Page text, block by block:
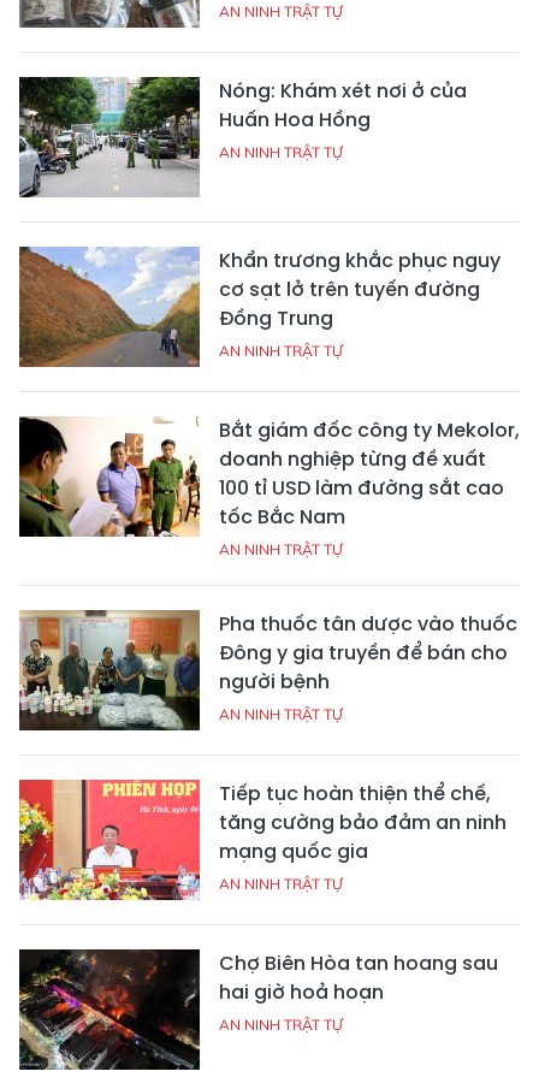
AN NINH TRẬT TỰ
Nóng: Khám xét nơi ở của
Huấn Hoa Hồng
AN NINH TRẬT TỰ
Khẩn trương khắc phục nguy
cơ sạt lở trên tuyến đường
Đồng Trung
AN NINH TRẬT TỰ
Bắt giám đốc công ty Mekolor,
doanh nghiệp từng đề xuất
100 tỉ USD làm đường sắt cao
tốc Bắc Nam
AN NINH TRẬT TỰ
Pha thuốc tân dược vào thuốc
Đông y gia truyền để bán cho
người bệnh
AN NINH TRẬT TỰ
Tiếp tục hoàn thiện thể chế,
tăng cường bảo đảm an ninh
mạng quốc gia
AN NINH TRẬT TỰ
Chợ Biên Hòa tan hoang sau
hai giờ hoả hoạn
AN NINH TRẬT TỰ